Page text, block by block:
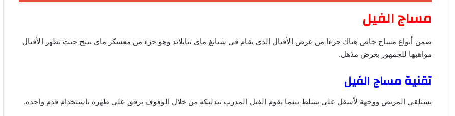
مساج الفيل
ضمن أنواع مساج خاص هناك جزءا من عرض الأفيال الذي يقام في شيانغ ماي بتايلاند وهو جزء من معسكر ماي بينج حيث تظهر الأفيال
مواهبها للجمهور بعرض مذهل.
تقنية مساج الفيل
يستلقي المريض ووجهة لأسقل على بسلط بينما يقوم الفيل المدرب بتدليكه من خلال الوقوف برفق على ظهره باستخدام قدم واحده.